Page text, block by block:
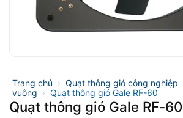
Trang chủ › Quạt thông gió công nghiệp
vuông › Quạt thông gió Gale RF-60
Quạt thông gió Gale RF-60